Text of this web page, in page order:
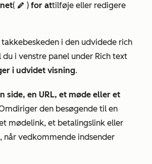
( editIcon ) for attilføje eller redigere
i den udvidede rich
i venstre panel under Rich text
i udvidet visning.
side, en URL, et møde eller et
den besøgende til en
mødelink, et betalingslink eller
når vedkommende indsender